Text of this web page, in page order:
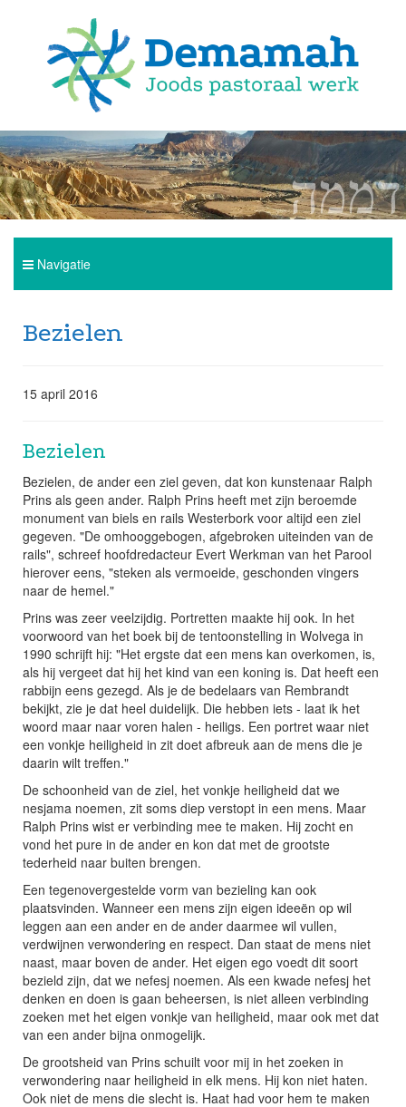
Navigatie
Zij vonden hulp
Publicaties
Briesje
Contact
Bezielen
15 april 2016
Bezielen
Bezielen, de ander een ziel geven, dat kon kunstenaar Ralph
Prins als geen ander. Ralph Prins heeft met zijn beroemde
monument van biels en rails Westerbork voor altijd een ziel
gegeven. "De omhooggebogen, afgebroken uiteinden van de
rails", schreef hoofdredacteur Evert Werkman van het Parool
hierover eens, "steken als vermoeide, geschonden vingers
naar de hemel."
Prins was zeer veelzijdig. Portretten maakte hij ook. In het
voorwoord van het boek bij de tentoonstelling in Wolvega in
1990 schrijft hij: "Het ergste dat een mens kan overkomen, is,
als hij vergeet dat hij het kind van een koning is. Dat heeft een
rabbijn eens gezegd. Als je de bedelaars van Rembrandt
bekijkt, zie je dat heel duidelijk. Die hebben iets - laat ik het
woord maar naar voren halen - heiligs. Een portret waar niet
een vonkje heiligheid in zit doet afbreuk aan de mens die je
daarin wilt treffen."
De schoonheid van de ziel, het vonkje heiligheid dat we
nesjama noemen, zit soms diep verstopt in een mens. Maar
Ralph Prins wist er verbinding mee te maken. Hij zocht en
vond het pure in de ander en kon dat met de grootste
tederheid naar buiten brengen.
Een tegenovergestelde vorm van bezieling kan ook
plaatsvinden. Wanneer een mens zijn eigen ideeën op wil
leggen aan een ander en de ander daarmee wil vullen,
verdwijnen verwondering en respect. Dan staat de mens niet
naast, maar boven de ander. Het eigen ego voedt dit soort
bezield zijn, dat we nefesj noemen. Als een kwade nefesj het
denken en doen is gaan beheersen, is niet alleen verbinding
zoeken met het eigen vonkje van heiligheid, maar ook met dat
van een ander bijna onmogelijk.
De grootsheid van Prins schuilt voor mij in het zoeken in
verwondering naar heiligheid in elk mens. Hij kon niet haten.
Ook niet de mens die slecht is. Haat had voor hem te maken